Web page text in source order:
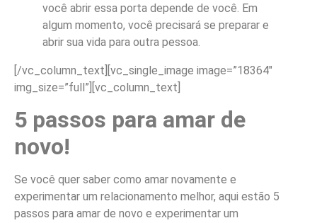
você abrir essa porta depende de você. Em
algum momento, você precisará se preparar e
abrir sua vida para outra pessoa.
[/vc_column_text][vc_single_image image=”18364″
img_size=”full”][vc_column_text]
5 passos para amar de
novo!
Se você quer saber como amar novamente e
experimentar um relacionamento melhor, aqui estão 5
passos para amar de novo e experimentar um